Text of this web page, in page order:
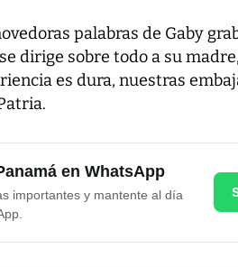
palabras de Gaby
dirige sobre todo a su
es dura, nuestras
en WhatsApp
importantes y mantente al día